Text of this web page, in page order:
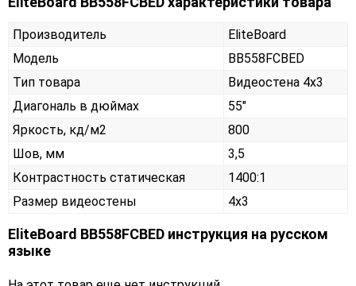
Производитель
EliteBoard
Модель
BB558FCBED
Тип товара
Видеостена 4х3
Диагональ в дюймах
55"
Яркость, кд/м2
800
Шов, мм
3,5
Контрастность статическая
1400:1
Размер видеостены
4x3
EliteBoard BB558FCBED инструкция на русском
языке